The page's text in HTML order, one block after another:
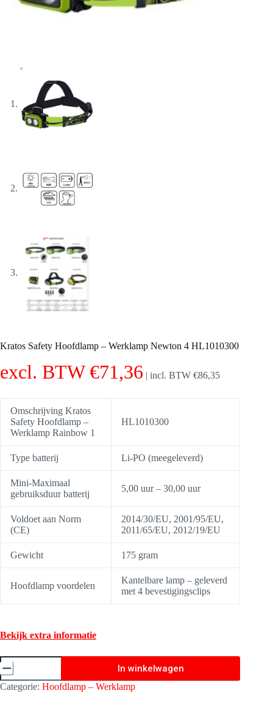
Kratos Safety Hoofdlamp – Werklamp Newton 4 HL1010300
excl. BTW€71,36 | incl. BTW €86,35
Omschrijving Kratos
Safety Hoofdlamp –
Werklamp Rainbow 1
HL1010300
Type batterij Li-PO (meegeleverd)
Mini-Maximaal
gebruiksduur batterij
5,00 uur – 30,00 uur
Voldoet aan Norm
(CE)
2014/30/EU, 2001/95/EU,
2011/65/EU, 2012/19/EU
Gewicht 175 gram
Hoofdlamp voordelen
Kantelbare lamp – geleverd
met 4 bevestigingsclips
Bekijk extra informatie
Kratos
Safety
Hoofdlamp
-
In winkelwagen
Categorie: Hoofdlamp – Werklamp